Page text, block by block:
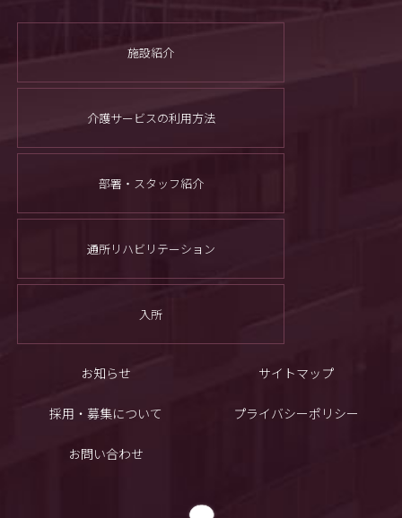
施設紹介
介護サービスの利用方法
部署・スタッフ紹介
通所リハビリテーション
入所
お知らせ サイトマップ
採用・募集について プライバシーポリシー
お問い合わせ